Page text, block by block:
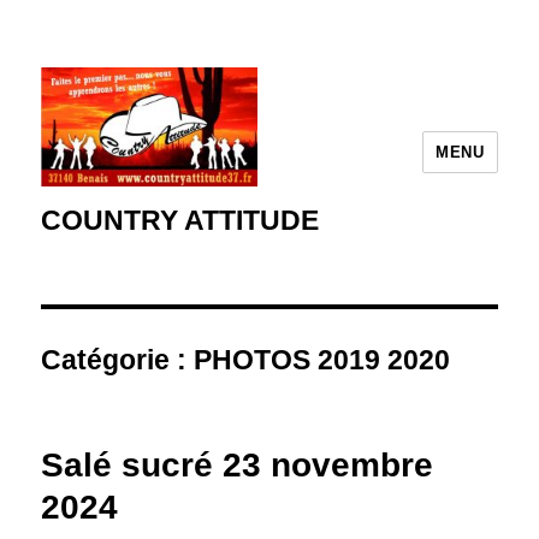
COUNTRY ATTITUDE
MENU
Catégorie : PHOTOS 2019 2020
Salé sucré 23 novembre
2024